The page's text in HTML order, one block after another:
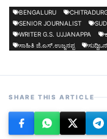
BENGALURU
SENIOR JOURNALIST
WRITER G.S. UJJANAPPA
ಸಾಹಿತಿ ಜಿ.ಎಸ್.ಉಜ್ಜನಪ್ಪ
SHARE THIS ARTICLE